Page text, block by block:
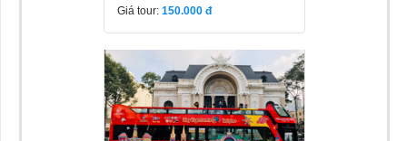
Giá tour: 150.000